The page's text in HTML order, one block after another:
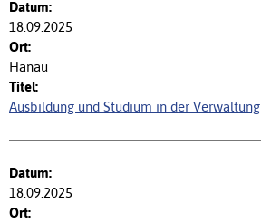
18.09.2025
Hanau
Ausbildung und Studium in der Verwaltung
18.09.2025